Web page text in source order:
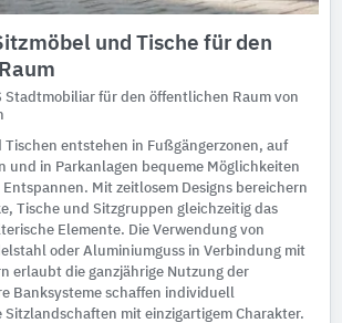
und Tische für den
Stadtmobiliar für den öffentlichen Raum von
Tischen entstehen in Fußgängerzonen, auf
und in Parkanlagen bequeme Möglichkeiten
Mit zeitlosem Designs bereichern
Tische und Sitzgruppen gleichzeitig das
Elemente. Die Verwendung von
oder Aluminiumguss in Verbindung mit
erlaubt die ganzjährige Nutzung der
Banksysteme schaffen individuell
Sitzlandschaften mit einzigartigem Charakter.